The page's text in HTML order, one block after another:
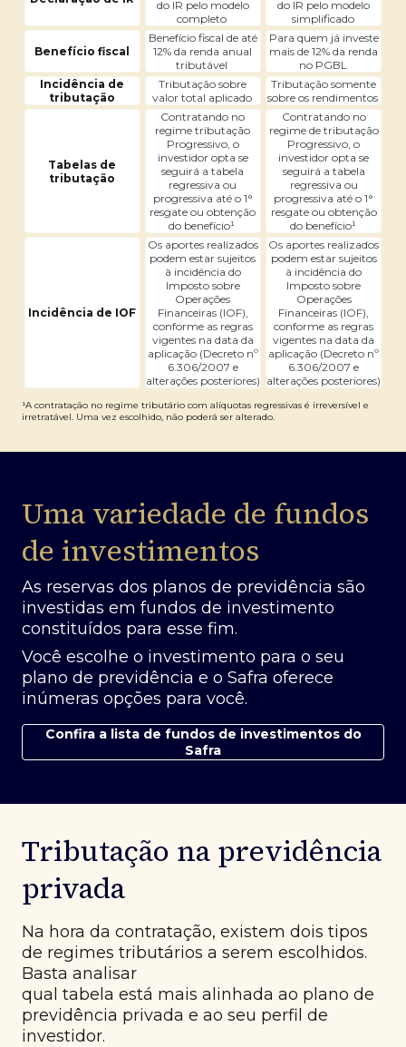
do IR pelo modelo
completo
do IR pelo modelo
simplificado
Benefício fiscal
Benefício fiscal de até
12% da renda anual
tributável
Para quem já investe
mais de 12% da renda
no PGBL
Incidência de
tributação
Tributação sobre
valor total aplicado
Tributação somente
sobre os rendimentos
Tabelas de
tributação
Contratando no
regime tributação
Progressivo, o
investidor opta se
seguirá a tabela
regressiva ou
progressiva até o 1°
resgate ou obtenção
do benefício¹
Contratando no
regime de tributação
Progressivo, o
investidor opta se
seguirá a tabela
regressiva ou
progressiva até o 1°
resgate ou obtenção
do benefício¹
Incidência de IOF
Os aportes realizados
podem estar sujeitos
à incidência do
Imposto sobre
Operações
Financeiras (IOF),
conforme as regras
vigentes na data da
aplicação (Decreto nº
6.306/2007 e
alterações posteriores)
Os aportes realizados
podem estar sujeitos
à incidência do
Imposto sobre
Operações
Financeiras (IOF),
conforme as regras
vigentes na data da
aplicação (Decreto nº
6.306/2007 e
alterações posteriores)
¹A contratação no regime tributário com alíquotas regressivas é irreversível e
irretratável. Uma vez escolhido, não poderá ser alterado.
Uma variedade de fundos
de investimentos
As reservas dos planos de previdência são
investidas em fundos de investimento
constituídos para esse fim.
Você escolhe o investimento para o seu
plano de previdência e o Safra oferece
inúmeras opções para você.
Confira a lista de fundos de investimentos do
Safra
Tributação na previdência
privada
Na hora da contratação, existem dois tipos
de regimes tributários a serem escolhidos.
Basta analisar
qual tabela está mais alinhada ao plano de
previdência privada e ao seu perfil de
investidor.